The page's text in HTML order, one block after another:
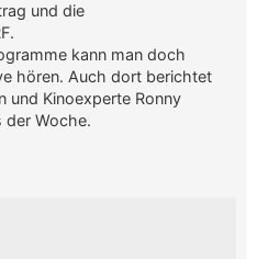
und die
kann man doch
hören. Auch dort berichtet
und Kinoexperte Ronny
der Woche.